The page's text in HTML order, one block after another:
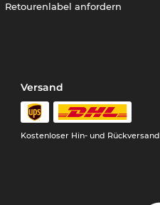
Retourenlabel anfordern
Versand
Kostenloser Hin- und Rückversand